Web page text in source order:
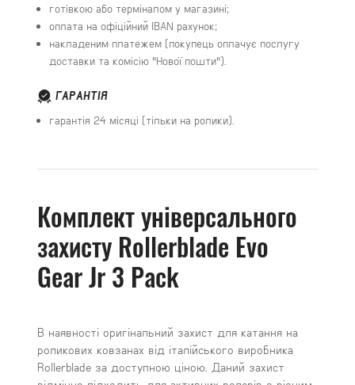
готівкою або терміналом у магазині;
оплата на офіційний IBAN рахунок;
накладеним платежем (покупець оплачує послугу
доставки та комісію "Нової пошти").
ГАРАНТІЯ
гарантія 24 місяці (тільки на ролики).
Комплект універсального
захисту Rollerblade Evo
Gear Jr 3 Pack
В наявності оригінальний захист для катання на
роликових ковзанах від італійського виробника
Rollerblade за доступною ціною. Даний захист